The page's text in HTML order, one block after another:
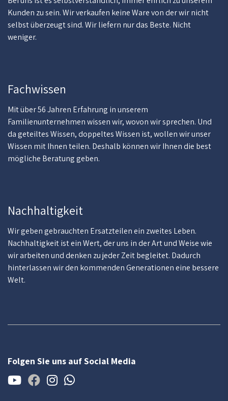
Kunden zu sein. Wir verkaufen keine Ware von der wir nicht
selbst überzeugt sind. Wir liefern nur das Beste. Nicht
weniger.
Fachwissen
Mit über 56 Jahren Erfahrung in unserem
Familienunternehmen wissen wir, wovon wir sprechen. Und
da geteiltes Wissen, doppeltes Wissen ist, wollen wir unser
Wissen mit Ihnen teilen. Deshalb können wir Ihnen die best
mögliche Beratung geben.
Nachhaltigkeit
Wir geben gebrauchten Ersatzteilen ein zweites Leben.
Nachhaltigkeit ist ein Wert, der uns in der Art und Weise wie
wir arbeiten und denken zu jeder Zeit begleitet. Dadurch
hinterlassen wir den kommenden Generationen eine bessere
Welt.
Folgen Sie uns auf Social Media